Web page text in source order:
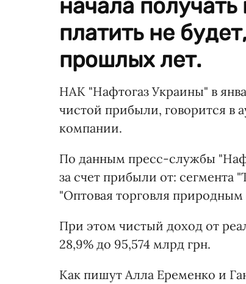
начала
платить не
прошлых лет.
НАК "Нафтогаз Украины" в
чистой прибыли, говорится в
компании.
По данным пресс-службы
за счет прибыли от: сегмента
"Оптовая торговля природным
При этом чистый доход от
28,9% до 95,574 млрд грн.
Как пишут Алла Еременко и